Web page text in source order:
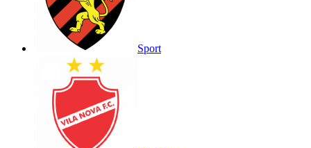
Sport